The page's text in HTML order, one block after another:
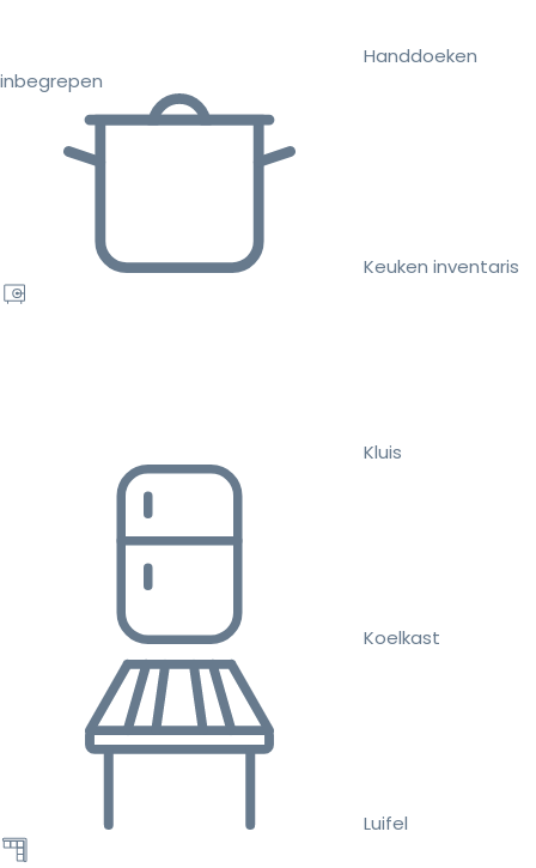
Handdoeken
inbegrepen
Keuken inventaris
Kluis
Koelkast
Luifel